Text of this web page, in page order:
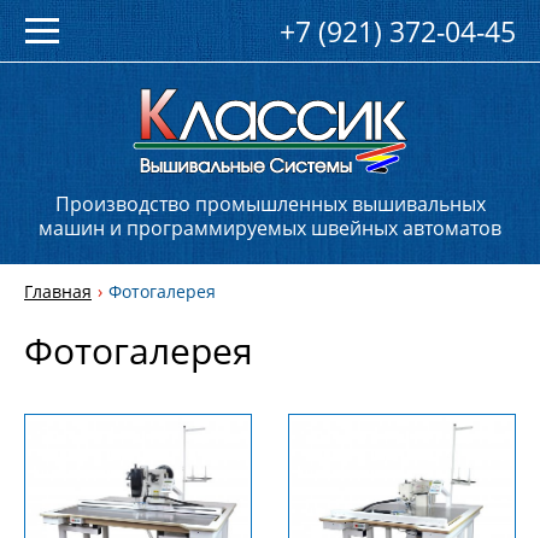
+7 (921) 372-04-45
Производство промышленных вышивальных
машин и программируемых швейных автоматов
Главная Фотогалерея
Фотогалерея